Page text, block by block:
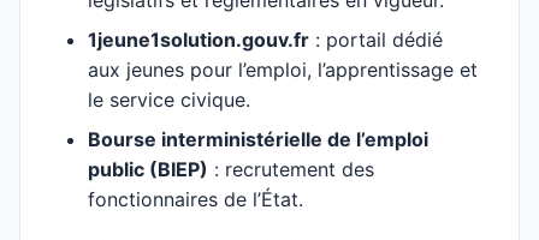
1jeune1solution.gouv.fr : portail dédié
aux jeunes pour l’emploi, l’apprentissage et
le service civique.
Bourse interministérielle de l’emploi
public (BIEP) : recrutement des
fonctionnaires de l’État.